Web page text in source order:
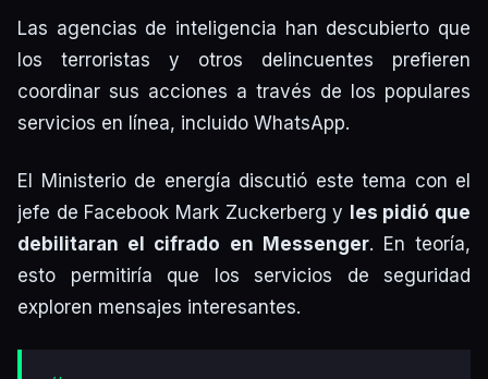
Las agencias de inteligencia han descubierto que
los terroristas y otros delincuentes prefieren
coordinar sus acciones a través de los populares
servicios en línea, incluido WhatsApp.
El Ministerio de energía discutió este tema con el
jefe de Facebook Mark Zuckerberg y les pidió que
debilitaran el cifrado en Messenger. En teoría,
esto permitiría que los servicios de seguridad
exploren mensajes interesantes.